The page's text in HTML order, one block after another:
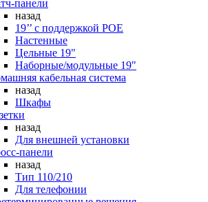
панели
назад
19’’ с поддержкой POE
Настенные
Цельные 19"
Наборные/модульные 19"
кабельная система
назад
Шкафы
назад
Для внешней установки
панели
назад
Тип 110/210
Для телефонии